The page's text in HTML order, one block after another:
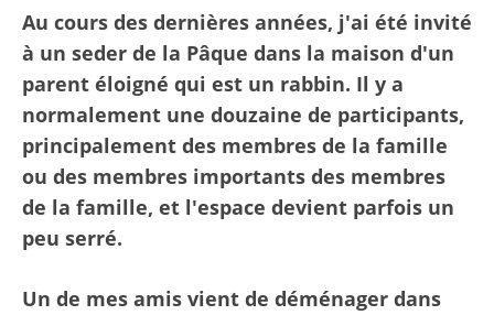
Au cours des dernières années, j'ai été invité
à un seder de la Pâque dans la maison d'un
parent éloigné qui est un rabbin. Il y a
normalement une douzaine de participants,
principalement des membres de la famille
ou des membres importants des membres
de la famille, et l'espace devient parfois un
peu serré.
Un de mes amis vient de déménager dans